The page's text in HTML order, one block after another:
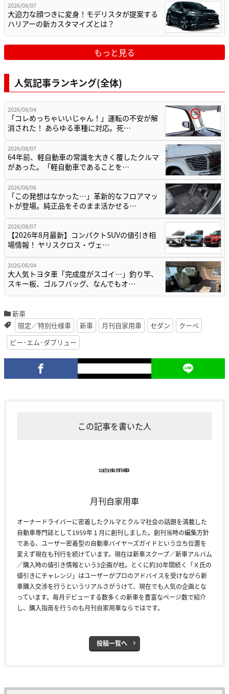
2026/08/07
大迫力な顔つきに変身！モデリスタが提案する
ハリアーの新カスタマイズとは？
もっと見る
人気記事ランキング(全体)
2026/08/04
「コレめっちゃいいじゃん！」運転の不安が解
消された！ あらゆる車種に対応。死…
2026/08/07
64年前、軽自動車の常識を大きく覆したクルマ
があった。「軽自動車であることを…
2026/08/06
「この発想はなかった…」革新的なフロアマッ
トが登場。純正品をそのまま活かせる…
2026/08/07
【2026年8月最新】コンパクトSUVの値引き相
場情報！ ヤリスクロス・ヴェ…
2026/08/04
大人気トヨタ車「完成度がスゴイ…」釣り竿、
スキー板、ゴルフバッグ、なんでもオ…
新車
限定／特別仕様車
新車 月刊自家用車 セダン
クーペ
ビー･エム･ダブリュー
この記事を書いた人
月刊自家用車
オーナードライバーに密着したクルマとクルマ社会の話題を満載した
自動車専門誌として1959年１月に創刊しました。創刊当時の編集方針
である、ユーザー密着型の自動車バイヤーズガイドという立ち位置を
変えず現在も刊行を続けています。現在は新車スクープ／新車アルバム
／購入時の値引き情報という3企画が柱。とくに約30年間続く「Ｘ氏の
値引きにチャレンジ」はユーザーがプロのアドバイスを受けながら新
車購入交渉を行うというリアルさがうけて、現在でも人気の企画とな
っています。毎月デビューする数多くの新車を豊富なページ数で紹介
し、購入指南を行うのも月刊自家用車ならではです。
投稿一覧へ